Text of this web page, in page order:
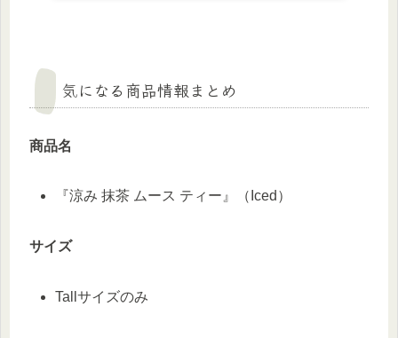
気になる商品情報まとめ
商品名
『涼み 抹茶 ムース ティー』（Iced）
サイズ
Tallサイズのみ